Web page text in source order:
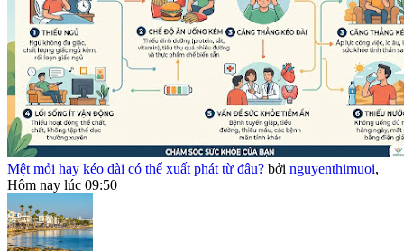
Mệt mỏi hay kéo dài có thể xuất phát từ đâu? bởi nguyenthimuoi,
Hôm nay lúc 09:50